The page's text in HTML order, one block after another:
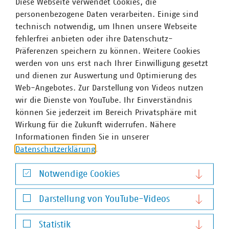
Thema
Kommunale Arbeitgeber
Kommunale Unternehmen arbeiten hoch
professionell, sind innovativ, zahlen nach Tarif
und bieten gute Weiterbildungsmöglichkeiten
sowie berufliche Perspektiven.
© vege/stock.adobe.com
Thema
personenbezogene Daten verarbeiten. Einige sind
technisch notwendig, um Ihnen unsere Webseite
fehlerfrei anbieten oder ihre Datenschutz-
Präferenzen speichern zu können. Weitere Cookies
werden von uns erst nach Ihrer Einwilligung gesetzt
und dienen zur Auswertung und Optimierung des
Web-Angebotes. Zur Darstellung von Videos nutzen
wir die Dienste von YouTube. Ihr Einverständnis
können Sie jederzeit im Bereich Privatsphäre mit
Wirkung für die Zukunft widerrufen. Nähere
Informationen finden Sie in unserer
Datenschutzerklärung
Notwendige Cookies
Notwendige Cookies
Darstellung von YouTube-Videos
Darstellung von YouTube-Videos
Statistik